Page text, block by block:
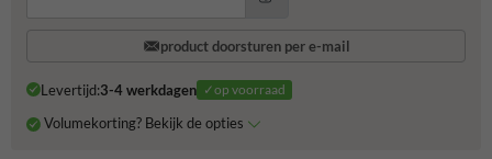
product doorsturen per e-mail
Levertijd:3-4 werkdagen ✓op voorraad
Volumekorting? Bekijk de opties